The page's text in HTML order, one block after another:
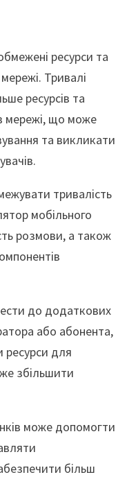
ресурси та
Тривалі
ресурсів та
мережі, що може
та викликати
тривалість
мобільного
розмови, а також
до додаткових
або абонента,
ресурси для
збільшити
може допомогти
більш